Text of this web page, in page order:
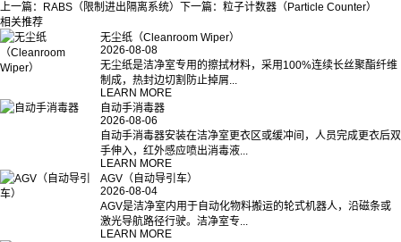
上一篇： RABS（限制进出隔离系统） 下一篇： 粒子计数器（Particle Counter）
相关推荐
无尘纸（Cleanroom Wiper）
2026-08-08
无尘纸是洁净室专用的擦拭材料，采用100%连续长丝聚酯纤维
制成，热封边切割防止掉屑...
LEARN MORE
自动手消毒器
2026-08-06
自动手消毒器安装在洁净室更衣区或缓冲间，人员完成更衣后双
手伸入，红外感应喷出消毒液...
LEARN MORE
AGV（自动导引车）
2026-08-04
AGV是洁净室内用于自动化物料搬运的轮式机器人，沿磁条或
激光导航路径行驶。洁净室专...
LEARN MORE